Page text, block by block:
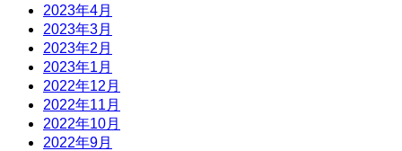
2023年4月
2023年3月
2023年2月
2023年1月
2022年12月
2022年11月
2022年10月
2022年9月